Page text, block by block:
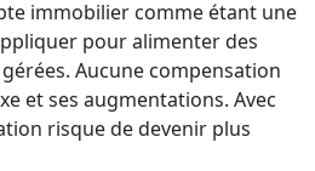
immobilier comme étant une
pour alimenter des
Aucune compensation
et ses augmentations. Avec
risque de devenir plus